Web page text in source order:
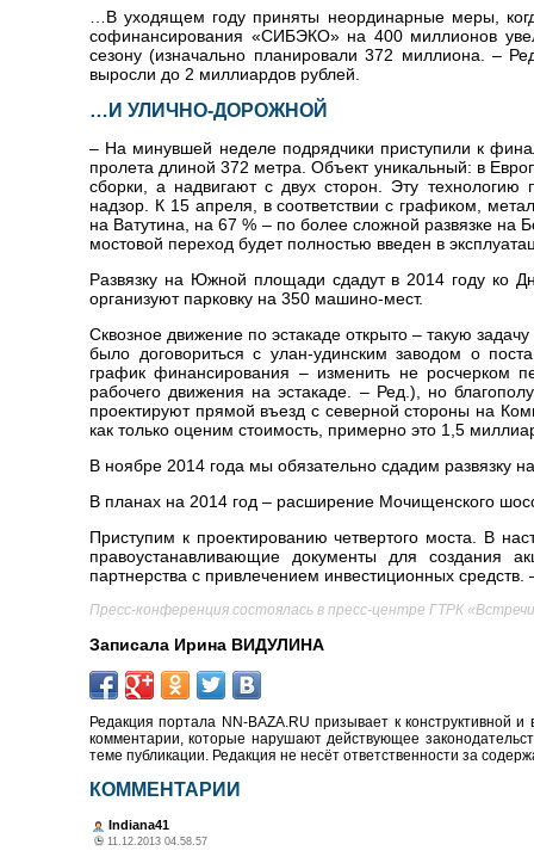
…В уходящем году приняты неординарные меры,
софинансирования «СИБЭКО» на 400 миллионов
сезону (изначально планировали 372 миллиона. –
выросли до 2 миллиардов рублей.
…И УЛИЧНО-ДОРОЖНОЙ
– На минувшей неделе подрядчики приступили к
пролета длиной 372 метра. Объект уникальный: в
сборки, а надвигают с двух сторон. Эту
надзор. К 15 апреля, в соответствии с графиком,
на Ватутина, на 67 % – по более сложной развязке на
мостовой переход будет полностью введен в
Развязку на Южной площади сдадут в 2014 году ко
организуют парковку на 350 машино-мест.
Сквозное движение по эстакаде открыто – такую
было договориться с улан-удинским заводом о
график финансирования – изменить не росчерком
рабочего движения на эстакаде. – Ред.), но
проектируют прямой въезд с северной стороны на
как только оценим стоимость, примерно это 1,5
В ноябре 2014 года мы обязательно сдадим развязку
В планах на 2014 год – расширение Мочищенского
Приступим к проектированию четвертого моста. В
правоустанавливающие документы для создания
партнерства с привлечением инвестиционных
Пресс-конференция состоялась в пресс-центре ГТРК
Записала Ирина ВИДУЛИНА
Редакция портала NN-BAZA.RU призывает к конструктивной
комментарии, которые нарушают действующее
теме публикации. Редакция не несёт ответственности за
КОММЕНТАРИИ
Indiana41
11.12.2013 04.58.57